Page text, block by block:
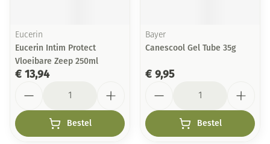
Eucerin
Eucerin Intim Protect
Vloeibare Zeep 250ml
€ 13,94
Bestel
Bayer
Canescool Gel Tube 35g
€ 9,95
Bestel